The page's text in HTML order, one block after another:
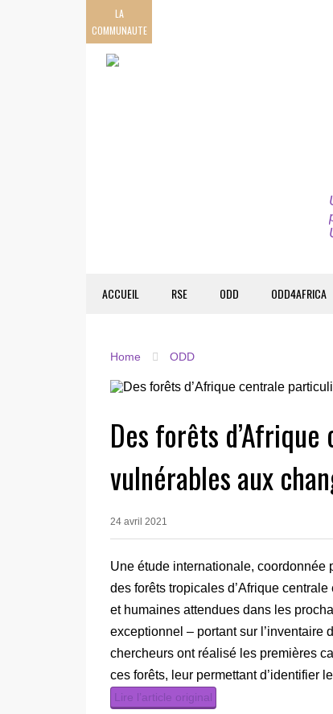
LA
COMMUNAUTE
ACCUEIL RSE ODD ODD4AFRICA
Home ODD
Des forêts
vulnérables aux
24 avril 2021
Une étude internationale, coordonnée
des forêts tropicales d’Afrique
et humaines attendues dans les
exceptionnel – portant sur l’inventaire
chercheurs ont réalisé les premières
ces forêts, leur permettant d’identifier
Lire l’article original